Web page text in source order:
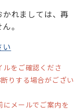
れましては、再
。
い
をご確認くださ
りする場合がござい
メールでご案内を